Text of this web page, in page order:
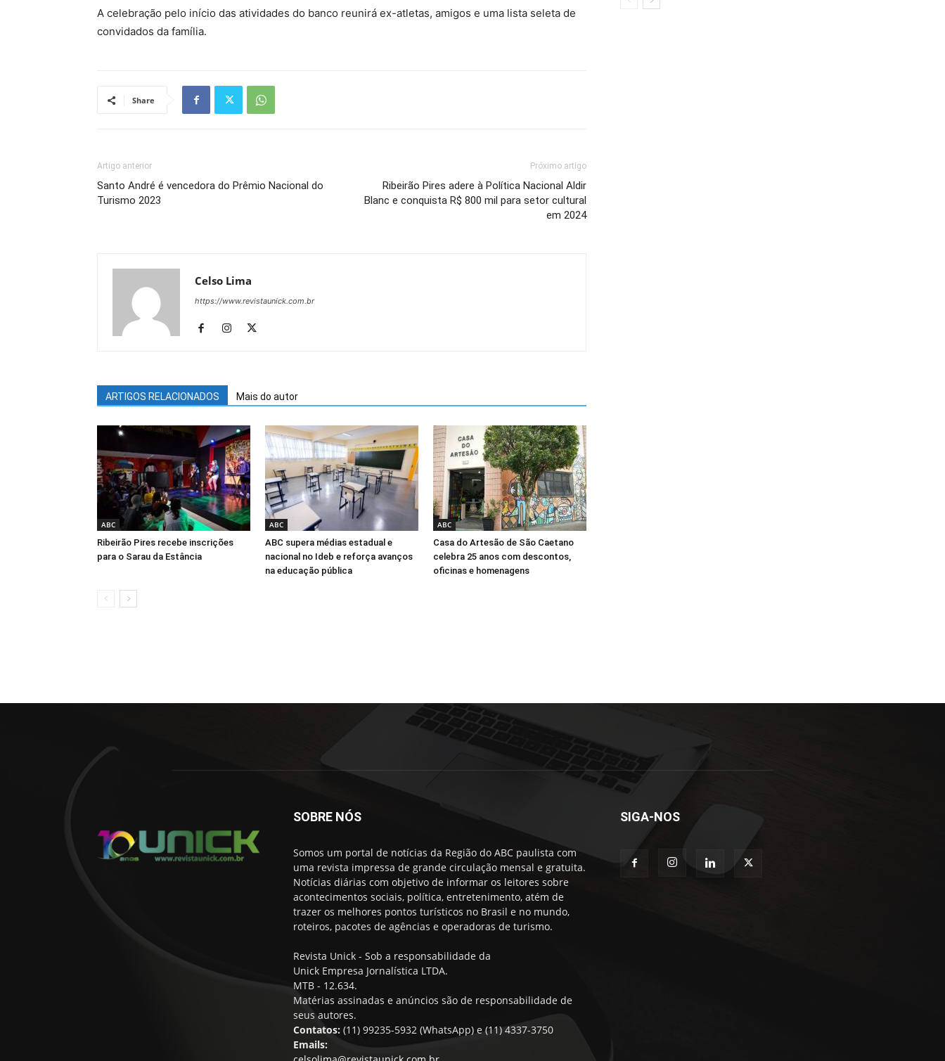
A celebração pelo início das atividades do banco reunirá ex-atletas, amigos e uma lista seleta de
convidados da família.
Share
Artigo anterior
Santo André é vencedora do Prêmio Nacional do
Turismo 2023
Próximo artigo
Ribeirão Pires adere à Política Nacional Aldir
Blanc e conquista R$ 800 mil para setor cultural
em 2024
Celso Lima
https://www.revistaunick.com.br
ARTIGOS RELACIONADOS Mais do autor
ABC
Ribeirão Pires recebe inscrições
para o Sarau da Estância
ABC
ABC supera médias estadual e
nacional no Ideb e reforça avanços
na educação pública
ABC
Casa do Artesão de São Caetano
celebra 25 anos com descontos,
oficinas e homenagens
SOBRE NÓS
Somos um portal de notícias da Região do ABC paulista com
uma revista impressa de grande circulação mensal e gratuita.
Notícias diárias com objetivo de informar os leitores sobre
acontecimentos sociais, política, entretenimento, atém de
trazer os melhores pontos turísticos no Brasil e no mundo,
roteiros, pacotes de agências e operadoras de turismo.
Revista Unick - Sob a responsabilidade da
Unick Empresa Jornalística LTDA.
MTB - 12.634.
Matérias assinadas e anúncios são de responsabilidade de
seus autores.
Contatos: (11) 99235-5932 (WhatsApp) e (11) 4337-3750
Emails:
SIGA-NOS